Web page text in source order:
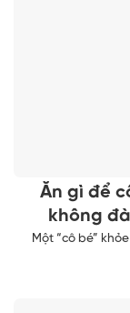
Ăn gì để
không
Một “cô bé”